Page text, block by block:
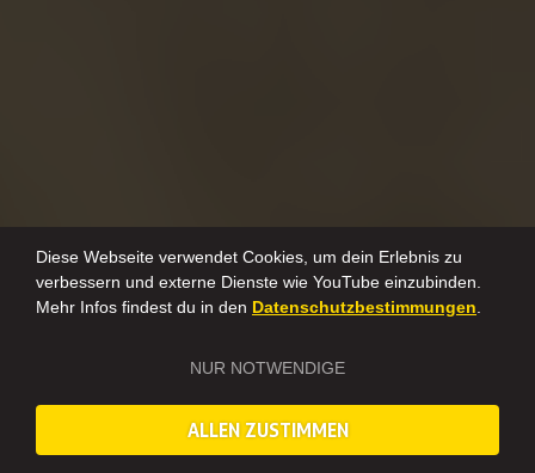
Diese Webseite verwendet Cookies, um dein Erlebnis zu
verbessern und externe Dienste wie YouTube einzubinden.
Mehr Infos findest du in den Datenschutzbestimmungen.
NUR NOTWENDIGE
ALLEN ZUSTIMMEN